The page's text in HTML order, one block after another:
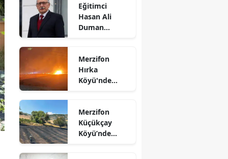
Çorum
Denizli
Edirne
Erzincan
Erzurum
Kaybetti
Eğitimci
Hasan Ali
Duman
Merzifon
Hırka
Köyü'nde
Alevler İlçenin
Birçok
Noktasından
Merzifon
Küçükçay
Köyü’nde